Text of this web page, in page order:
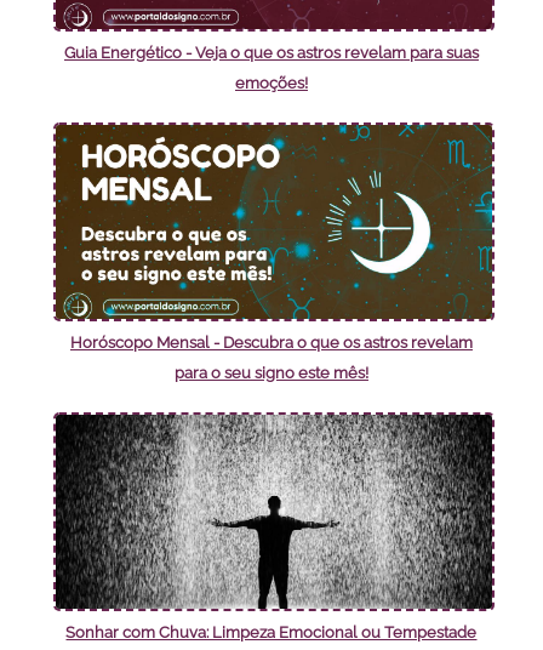
Guia Energético - Veja o que os astros revelam para suas
emoções!
Horóscopo Mensal - Descubra o que os astros revelam
para o seu signo este mês!
Sonhar com Chuva: Limpeza Emocional ou Tempestade